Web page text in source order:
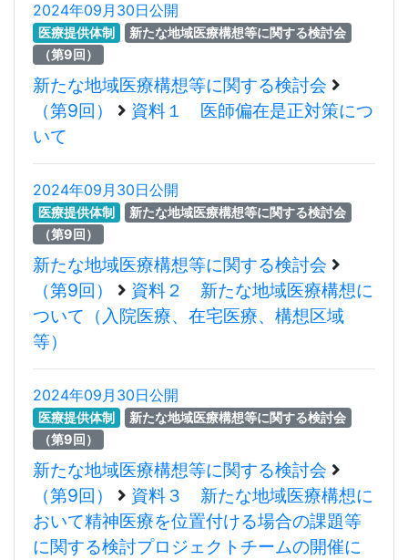
2024年09月30日公開
医療提供体制
新たな地域医療構想等に関する検討会
（第9回）
新たな地域医療構想等に関する検討会
（第9回）
資料１ 医師偏在是正対策につ
いて
2024年09月30日公開
医療提供体制
新たな地域医療構想等に関する検討会
（第9回）
新たな地域医療構想等に関する検討会
（第9回）
資料２ 新たな地域医療構想に
ついて（入院医療、在宅医療、構想区域
等）
2024年09月30日公開
医療提供体制
新たな地域医療構想等に関する検討会
（第9回）
新たな地域医療構想等に関する検討会
（第9回）
資料３ 新たな地域医療構想に
おいて精神医療を位置付ける場合の課題等
に関する検討プロジェクトチームの開催に